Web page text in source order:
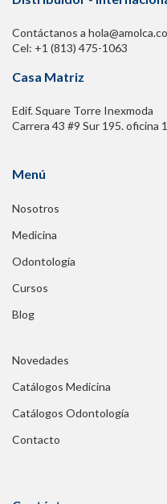
Contáctanos a
Cel: +1 (813) 475-1063
Casa Matriz
Edif. Square Torre Inexmoda
Carrera 43 #9 Sur 195. oficina
Menú
Nosotros
Medicina
Odontología
Cursos
Blog
Novedades
Catálogos Medicina
Catálogos Odontología
Contacto